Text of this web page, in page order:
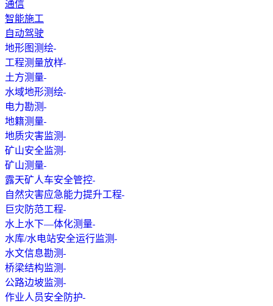
通信
智能施工
自动驾驶
地形图测绘
工程测量放样
土方测量
水域地形测绘
电力勘测
地籍测量
地质灾害监测
矿山安全监测
矿山测量
露天矿人车安全管控
自然灾害应急能力提升工程
巨灾防范工程
水上水下—体化测量
水库/水电站安全运行监测
水文信息勘测
桥梁结构监测
公路边坡监测
作业人员安全防护